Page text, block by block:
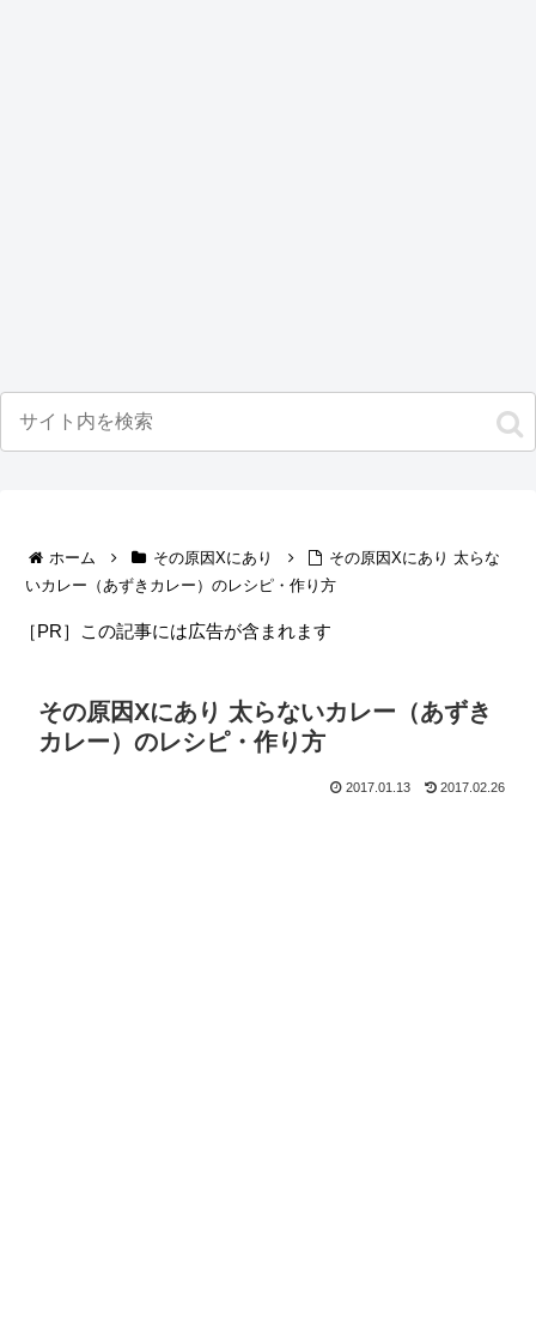
ホーム その原因Xにあり
その原因Xにあり 太らな
いカレー（あずきカレー）のレシピ・作り方
［PR］この記事には広告が含まれます
その原因Xにあり 太らないカレー（あずき
カレー）のレシピ・作り方
2017.01.13 2017.02.26